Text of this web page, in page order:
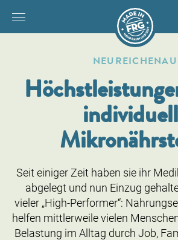
NEUREICHENAU
Seit einiger Zeit haben sie ihr
abgelegt und nun Einzug
vieler „High-Performer“:
helfen mittlerweile vielen
Belastung im Alltag durch Job,